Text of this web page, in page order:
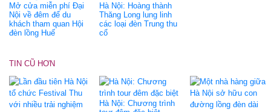
Mở cửa miễn phí Đại
Nội về đêm để du
khách tham quan Hội
đèn lồng Huế
Hà Nội: Hoàng thành
Thăng Long lung linh
các loại đèn Trung thu
cổ
TIN CŨ HƠN
Hà Nội: Chương trình